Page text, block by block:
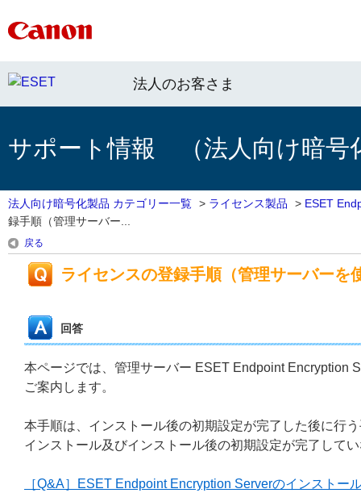
法人のお客さま
サポート情報 （法人向け暗号
法人向け暗号化製品 カテゴリー一覧 > ライセンス製品 > ESET
録手順（管理サーバー...
戻る
ライセンスの登録手順（管理サーバーを
回答
本ページでは、管理サーバー ESET Endpoint Encryption
ご案内します。
本手順は、インストール後の初期設定が完了した後に行
インストール及びインストール後の初期設定が完了して
［Q&A］ESET Endpoint Encryption Serverのインストー